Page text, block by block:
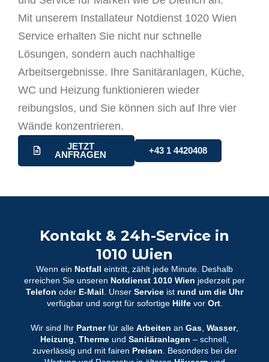
Mit unserem Installateur Notdienst 1020 Wien
Service erhalten Sie nicht nur schnelle
Lösungen, sondern auch nachhaltige
Arbeitsergebnisse. Ihre Sanitäranlagen, Küche,
WC und Heizung funktionieren wieder
reibungslos, und Sie können sich auf Ihre vier
Wände konzentrieren.
JETZT
ANFRAGEN
+43 1 4420408
Kontakt & 24h-Service in
1010 Wien
Wenn ein Notfall eintritt, zählt jede Minute. Deshalb
erreichen Sie unseren Notdienst 1010 Wien jederzeit per
Telefon oder E-Mail . Unser Service ist rund um die Uhr
verfügbar und sorgt für sofortige Hilfevor Ort.
Wir sind Ihr Partnerfür alle Arbeiten an Gas Wasser,
Heizung Therme und Sanitäranlagen – schnell,
zuverlässig und mit fairen Preisen . Besonders bei der